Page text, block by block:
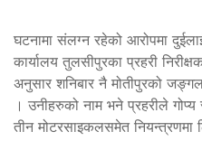
घटनामा संलग्न रहेको आरोपमा
कार्यालय तुलसीपुरका प्रहरी
अनुसार शनिबार नै मोतीपुरको
। उनीहरुको नाम भने प्रहरीले
तीन मोटरसाइकलसमेत नियन्त्रणमा